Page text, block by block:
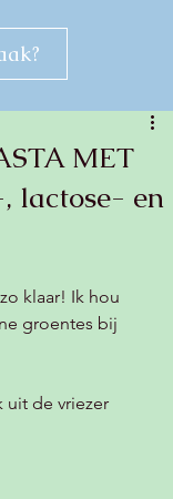
MET
lactose- en
klaar! Ik hou
groentes bij
uit de vriezer